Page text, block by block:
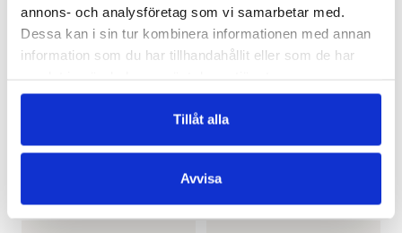
annons- och analysföretag som vi samarbetar med.
Dessa kan i sin tur kombinera informationen med annan
information som du har tillhandahållit eller som de har
Tillåt alla
Avvisa
rekordbok
Den blå flammans
följe